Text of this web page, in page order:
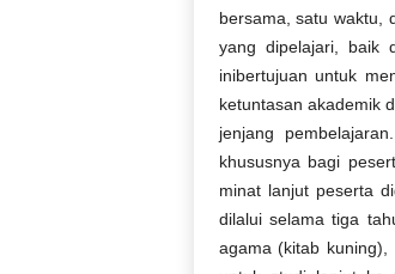
bersama , satu waktu,
yang dipelajari, baik
inibertujuan untuk
ketuntasan akademik
jenjang
pembelajaran
khususnya bagi
minat lanjut peserta
dilalui selama tiga
agama (kitab kuning),